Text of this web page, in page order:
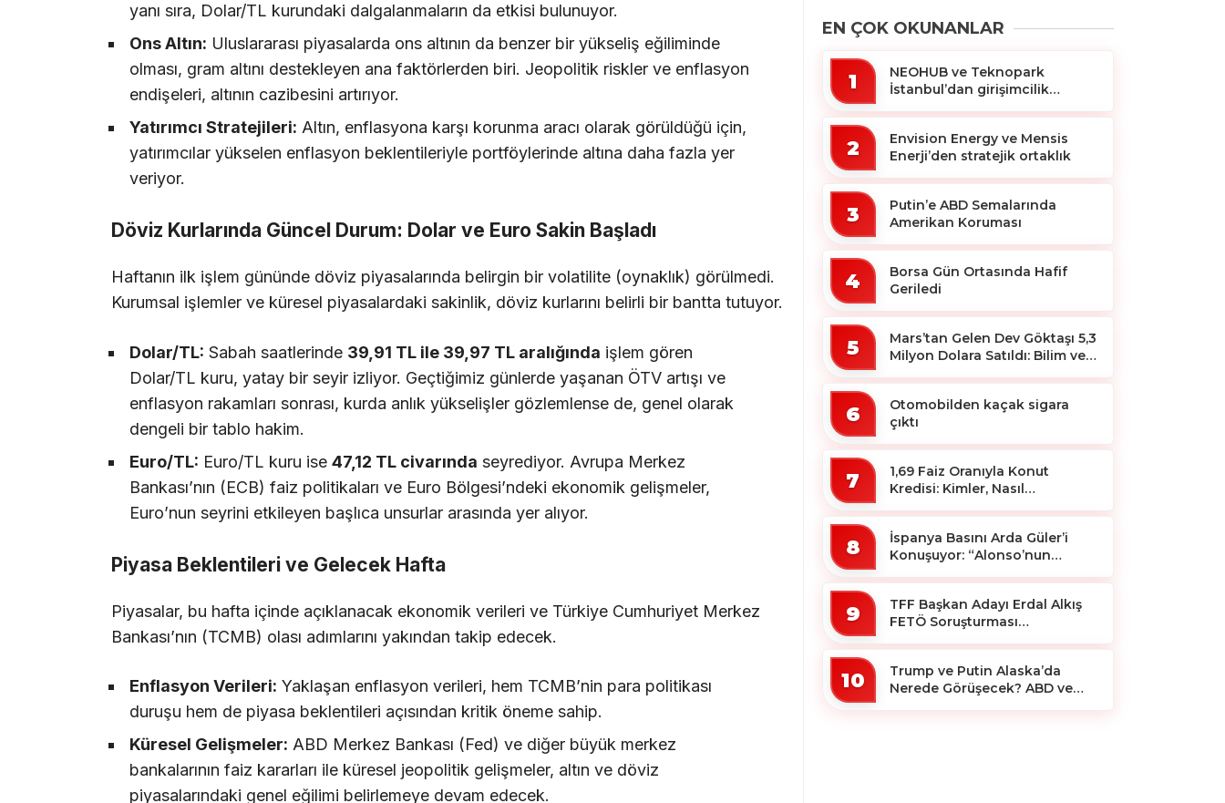
yanı sıra, Dolar/TL kurundaki dalgalanmaların da etkisi bulunuyor.
Ons Altın: Uluslararası piyasalarda ons altının da benzer bir yükseliş eğiliminde
olması, gram altını destekleyen ana faktörlerden biri. Jeopolitik riskler ve enflasyon
endişeleri, altının cazibesini artırıyor.
Yatırımcı Stratejileri: Altın, enflasyona karşı korunma aracı olarak görüldüğü için,
yatırımcılar yükselen enflasyon beklentileriyle portföylerinde altına daha fazla yer
veriyor.
Döviz Kurlarında Güncel Durum: Dolar ve Euro Sakin Başladı
Haftanın ilk işlem gününde döviz piyasalarında belirgin bir volatilite (oynaklık) görülmedi.
Kurumsal işlemler ve küresel piyasalardaki sakinlik, döviz kurlarını belirli bir bantta tutuyor.
Dolar/TL: Sabah saatlerinde 39,91 TL ile 39,97 TL aralığında işlem gören
Dolar/TL kuru, yatay bir seyir izliyor. Geçtiğimiz günlerde yaşanan ÖTV artışı ve
enflasyon rakamları sonrası, kurda anlık yükselişler gözlemlense de, genel olarak
dengeli bir tablo hakim.
Euro/TL: Euro/TL kuru ise 47,12 TL civarında seyrediyor. Avrupa Merkez
Bankası’nın (ECB) faiz politikaları ve Euro Bölgesi’ndeki ekonomik gelişmeler,
Euro’nun seyrini etkileyen başlıca unsurlar arasında yer alıyor.
Piyasa Beklentileri ve Gelecek Hafta
Piyasalar, bu hafta içinde açıklanacak ekonomik verileri ve Türkiye Cumhuriyet Merkez
Bankası’nın (TCMB) olası adımlarını yakından takip edecek.
Enflasyon Verileri: Yaklaşan enflasyon verileri, hem TCMB’nin para politikası
duruşu hem de piyasa beklentileri açısından kritik öneme sahip.
Küresel Gelişmeler: ABD Merkez Bankası (Fed) ve diğer büyük merkez
bankalarının faiz kararları ile küresel jeopolitik gelişmeler, altın ve döviz
piyasalarındaki genel eğilimi belirlemeye devam edecek.
EN ÇOK OKUNANLAR
1
NEOHUB ve Teknopark
İstanbul’dan girişimcilik
2
Envision Energy ve Mensis
Enerji’den stratejik ortaklık
3
Putin’e ABD Semalarında
Amerikan Koruması
4
Borsa Gün Ortasında Hafif
Geriledi
5
Mars’tan Gelen Dev Göktaşı 5,3
Milyon Dolara Satıldı: Bilim ve
6
Otomobilden kaçak sigara
çıktı
7
1,69 Faiz Oranıyla Konut
Kredisi: Kimler, Nasıl
8
İspanya Basını Arda Güler’i
Konuşuyor: “Alonso’nun
9
TFF Başkan Adayı Erdal Alkış
FETÖ Soruşturması
10
Trump ve Putin Alaska’da
Nerede Görüşecek? ABD ve